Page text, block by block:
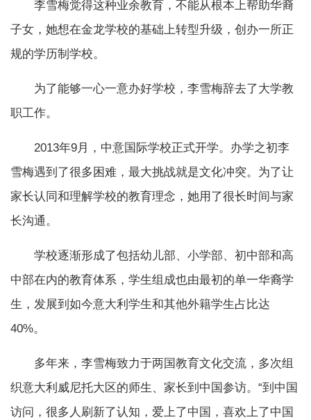
李雪梅觉得这种业余教育，不能从根本上帮助华裔
子女，她想在金龙学校的基础上转型升级，创办一所正
规的学历制学校。
为了能够一心一意办好学校，李雪梅辞去了大学教
职工作。
2013年9月，中意国际学校正式开学。办学之初李
雪梅遇到了很多困难，最大挑战就是文化冲突。为了让
家长认同和理解学校的教育理念，她用了很长时间与家
长沟通。
学校逐渐形成了包括幼儿部、小学部、初中部和高
中部在内的教育体系，学生组成也由最初的单一华裔学
生，发展到如今意大利学生和其他外籍学生占比达
40%。
多年来，李雪梅致力于两国教育文化交流，多次组
织意大利威尼托大区的师生、家长到中国参访。“到中国
访问，很多人刷新了认知，爱上了中国，喜欢上了中国